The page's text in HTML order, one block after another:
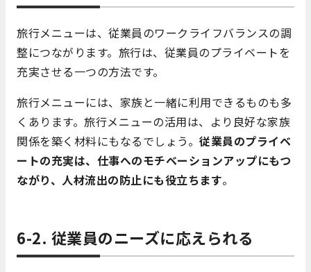
旅行メニューは、従業員のワークライフバランスの調
整につながります。旅行は、従業員のプライベートを
充実させる一つの方法です。
旅行メニューには、家族と一緒に利用できるものも多
くあります。旅行メニューの活用は、より良好な家族
関係を築く材料にもなるでしょう。 従業員のプライベ
ートの充実は、仕事へのモチベーションアップにもつ
ながり、人材流出の防止にも役立ちます。
6-2. 従業員のニーズに応えられる